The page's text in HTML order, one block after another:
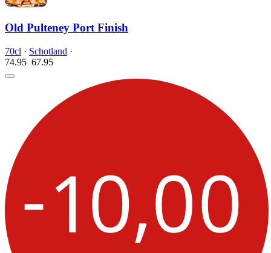
Old Pulteney Port Finish
70cl · Schotland ·
74.95 67.95